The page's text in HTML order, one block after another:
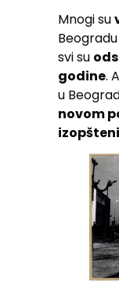
Mnogi su
svi su
godine.
u
novom